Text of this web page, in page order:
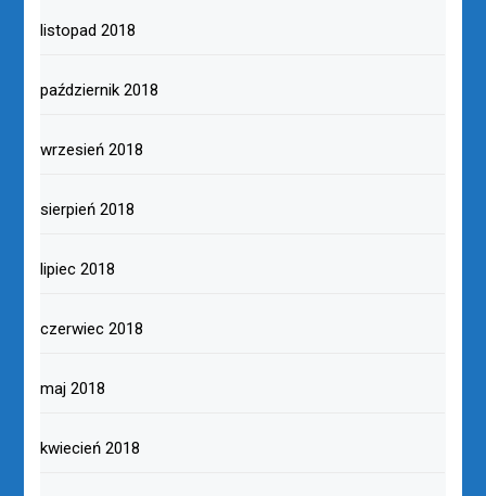
listopad 2018
październik 2018
wrzesień 2018
sierpień 2018
lipiec 2018
czerwiec 2018
maj 2018
kwiecień 2018